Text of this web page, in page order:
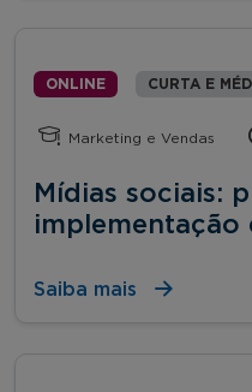
ONLINE CURTA E
Marketing e Vendas
Mídias sociais:
implementação
Saiba mais